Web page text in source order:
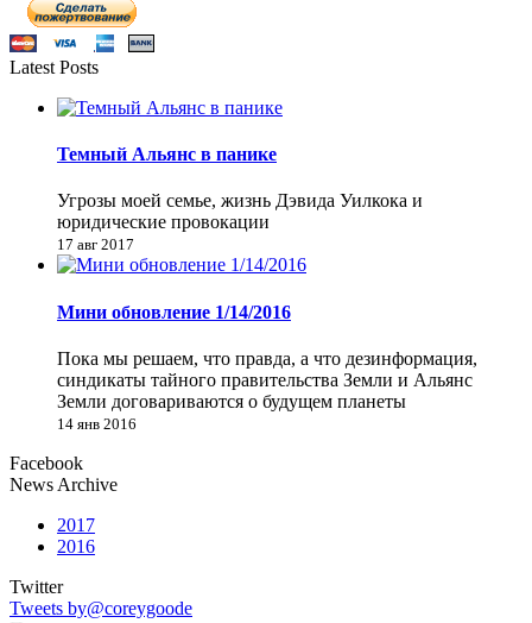
Latest Posts
Темный Альянс в панике
Угрозы моей семье, жизнь Дэвида Уилкока и
юридические провокации
17 авг 2017
Мини обновление 1/14/2016
Пока мы решаем, что правда, а что дезинформация,
синдикаты тайного правительства Земли и Альянс
Земли договариваются о будущем планеты
14 янв 2016
Facebook
News Archive
2017
2016
Twitter
Tweets by@coreygoode